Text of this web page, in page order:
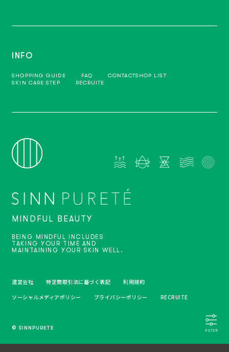
INFO
SHOPPING GUIDE FAQ CONTACTSHOP LIST
SKIN CARE STEP
RECRUITE
MINDFUL BEAUTY
BEING MINDFUL INCLUDES
TAKING YOUR TIME AND
MAINTAINING YOUR SKIN WELL.
運営会社 特定商取引法に基づく表記
利用規約
ソーシャルメディアポリシー
プライバシーポリシー RECRUITE
© SINNPURETE